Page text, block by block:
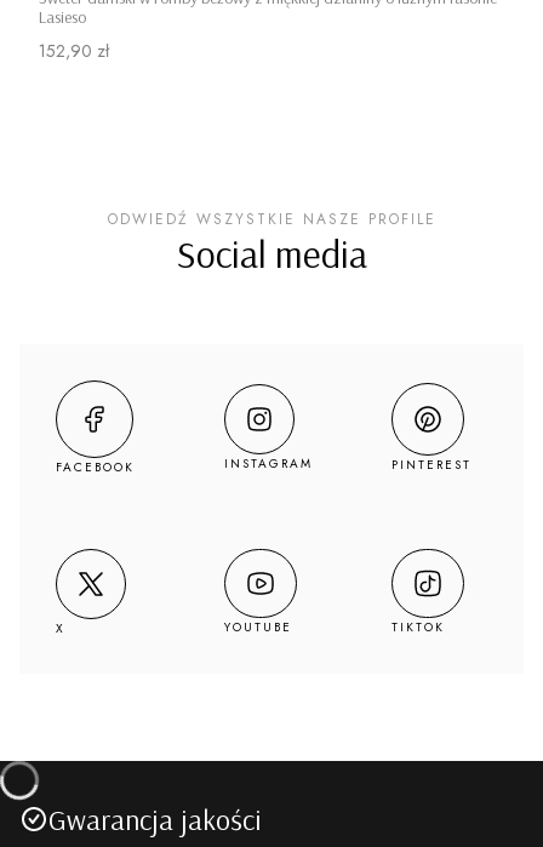
Lasieso
Cena
152,90 zł
ODWIEDŹ WSZYSTKIE NASZE PROFILE
Social media
FACEBOOK INSTAGRAM PINTEREST
X YOUTUBE TIKTOK
Gwarancja jakości